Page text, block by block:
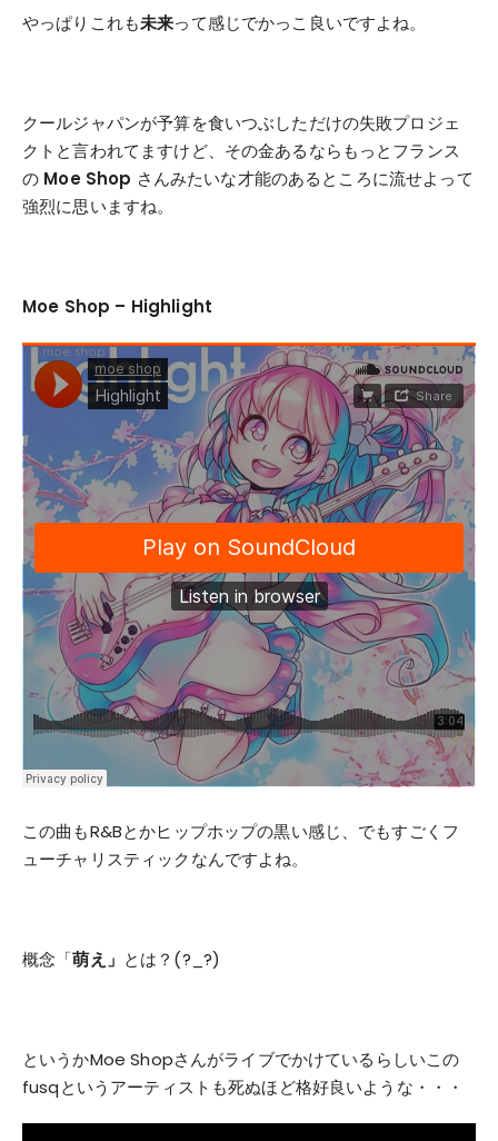
やっぱりこれも未来って感じでかっこ良いですよね。
クールジャパンが予算を食いつぶしただけの失敗プロジェ
クトと言われてますけど、その金あるならもっとフランス
の Moe Shop さんみたいな才能のあるところに流せよって
強烈に思いますね。
Moe Shop – Highlight
この曲もR&Bとかヒップホップの黒い感じ、でもすごくフ
ューチャリスティックなんですよね。
概念「萌え」 とは？(?_?)
というかMoe Shopさんがライブでかけているらしいこの
fusqというアーティストも死ぬほど格好良いような・・・